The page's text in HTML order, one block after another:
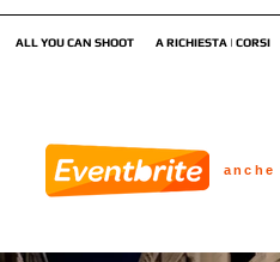
ALL YOU CAN SHOOT A RICHIESTA | CORSI
anche